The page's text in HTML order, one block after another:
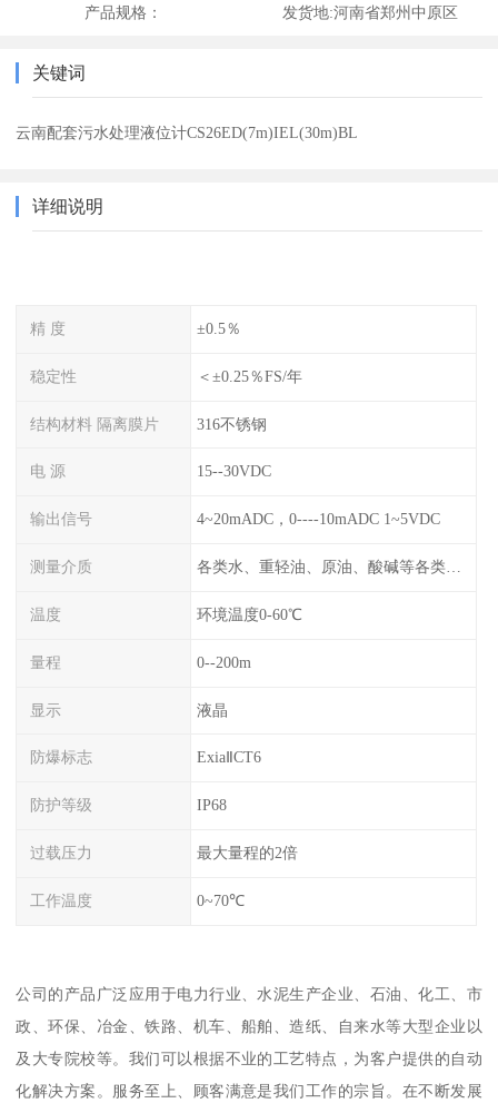
产品规格： 发货地:河南省郑州中原区
关键词
云南配套污水处理液位计CS26ED(7m)IEL(30m)BL
详细说明
精 度 ±0.5％
稳定性 ＜±0.25％FS/年
结构材料 隔离膜片 316不锈钢
电 源 15--30VDC
输出信号 4~20mADC，0----10mADC 1~5VDC
测量介质 各类水、重轻油、原油、酸碱等各类腐蚀液
温度 环境温度0-60℃
量程 0--200m
显示 液晶
防爆标志 ExiaⅡCT6
防护等级 IP68
过载压力 最大量程的2倍
工作温度 0~70℃
公司的产品广泛应用于电力行业、水泥生产企业、石油、化工、市
政、环保、冶金、铁路、机车、船舶、造纸、自来水等大型企业以
及大专院校等。我们可以根据不业的工艺特点，为客户提供的自动
化解决方案。服务至上、顾客满意是我们工作的宗旨。在不断发展